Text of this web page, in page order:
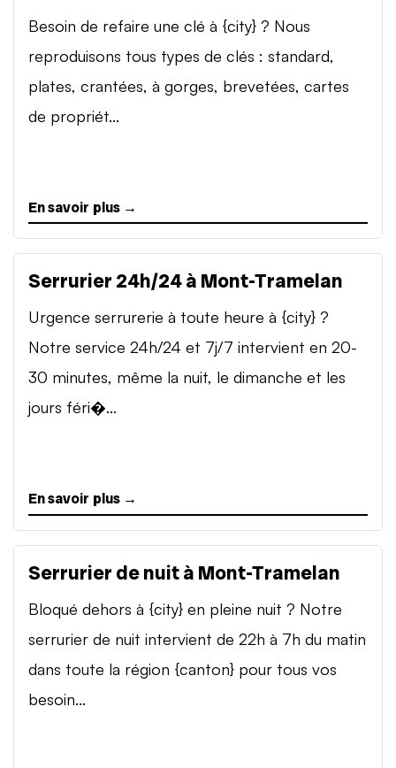
Besoin de refaire une clé à {city} ? Nous
reproduisons tous types de clés : standard,
plates, crantées, à gorges, brevetées, cartes
de propriét...
En savoir plus →
Serrurier 24h/24 à Mont-Tramelan
Urgence serrurerie à toute heure à {city} ?
Notre service 24h/24 et 7j/7 intervient en 20-
30 minutes, même la nuit, le dimanche et les
jours féri�...
En savoir plus →
Serrurier de nuit à Mont-Tramelan
Bloqué dehors à {city} en pleine nuit ? Notre
serrurier de nuit intervient de 22h à 7h du matin
dans toute la région {canton} pour tous vos
besoin...